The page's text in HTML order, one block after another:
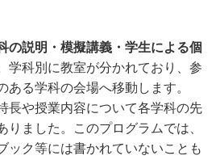
の説明・模擬講義・学生による個
学科別に教室が分かれており、参
ある学科の会場へ移動します。
長や授業内容について各学科の先
りました。このプログラムでは、
ック等には書かれていないことも